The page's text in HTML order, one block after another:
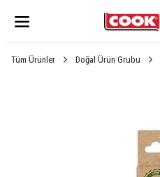
Tüm Ürünler Doğal Ürün Grubu